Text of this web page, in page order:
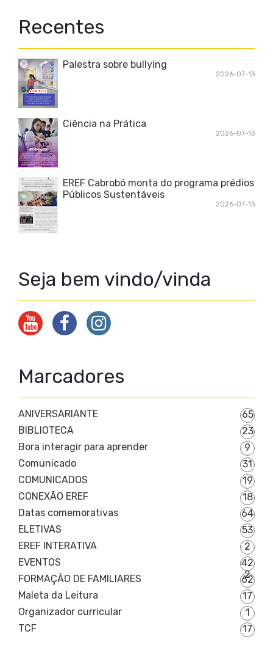
Recentes
Palestra sobre bullying
2026-07-13
Ciência na Prática
2026-07-13
EREF Cabrobó monta do programa prédios
Públicos Sustentáveis
2026-07-13
Seja bem vindo/vinda
Marcadores
ANIVERSARIANTE
65
BIBLIOTECA
23
Bora interagir para aprender
9
Comunicado
31
COMUNICADOS
19
CONEXÃO EREF
18
Datas comemorativas
64
ELETIVAS
53
EREF INTERATIVA
2
EVENTOS
42
2
FORMAÇÃO DE FAMILIARES
62
Maleta da Leitura
17
Organizador curricular
1
TCF
17